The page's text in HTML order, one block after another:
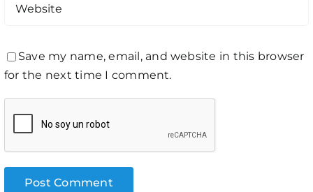
Save my name, email, and website in this browser
for the next time I comment.